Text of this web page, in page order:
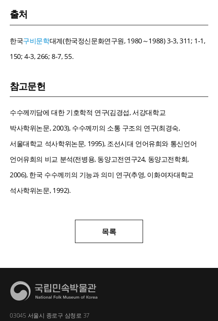
출처
한국구비문학대계(한국정신문화연구원, 1980～1988) 3-3, 311; 1-1,
150; 4-3, 266; 8-7, 55.
참고문헌
수수께끼담에 대한 기호학적 연구(김경섭, 서강대학교
박사학위논문, 2003), 수수께끼의 소통 구조의 연구(최경숙,
서울대학교 석사학위논문, 1995), 조선시대 언어유희와 통신언어
언어유희의 비교 분석(전병용, 동양고전연구24, 동양고전학회,
2006), 한국 수수께끼의 기능과 의미 연구(추영, 이화여자대학교
석사학위논문, 1992).
목록
03045 서울시 종로구 삼청로 37